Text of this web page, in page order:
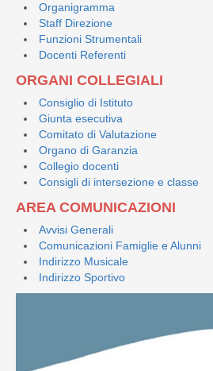
Organigramma
Staff Direzione
Funzioni Strumentali
Docenti Referenti
ORGANI COLLEGIALI
Consiglio di Istituto
Giunta esecutiva
Comitato di Valutazione
Organo di Garanzia
Collegio docenti
Consigli di intersezione e classe
AREA COMUNICAZIONI
Avvisi Generali
Comunicazioni Famiglie e Alunni
Indirizzo Musicale
Indirizzo Sportivo